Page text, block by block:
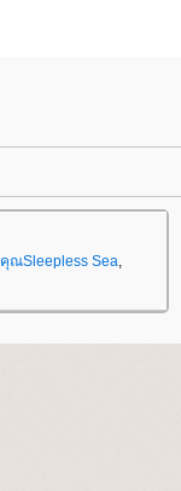
คุณSleepless Sea,